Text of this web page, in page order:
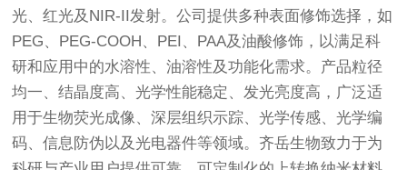
光、红光及NIR-II发射。公司提供多种表面修饰选择，如
PEG、PEG-COOH、PEI、PAA及油酸修饰，以满足科
研和应用中的水溶性、油溶性及功能化需求。产品粒径
均一、结晶度高、光学性能稳定、发光亮度高，广泛适
用于生物荧光成像、深层组织示踪、光学传感、光学编
码、信息防伪以及光电器件等领域。齐岳生物致力于为